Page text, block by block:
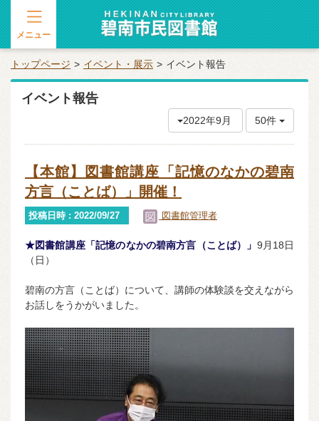
メニュー
トップページ イベント・展示 イベント報告
イベント報告
2022年9月 50件
【本館】図書館講座「記憶のなかの碧南
方言（ことば）」開催！
投稿日時 : 2022/09/27 図書館管理者
★図書館講座「記憶のなかの碧南方言（ことば）」 9月18日
（日）
碧南の方言（ことば）について、講師の体験談を交えながら
お話しをうかがいました。